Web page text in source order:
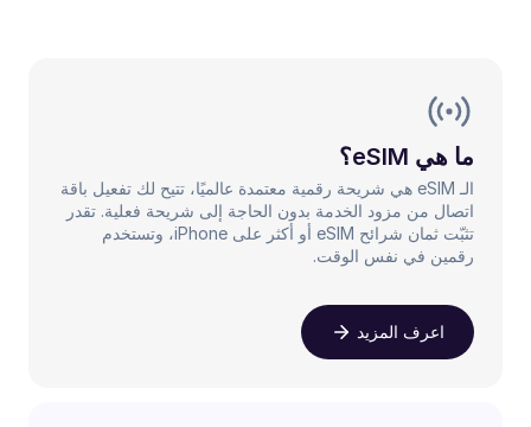
ما هي eSIM؟
الـ eSIM هي شريحة رقمية معتمدة عالميًا، تتيح لك تفعيل باقة
اتصال من مزود الخدمة بدون الحاجة إلى شريحة فعلية. تقدر
تثبّت ثمان شرائح eSIM أو أكثر على iPhone، وتستخدم
رقمين في نفس الوقت.
اعرف المزيد